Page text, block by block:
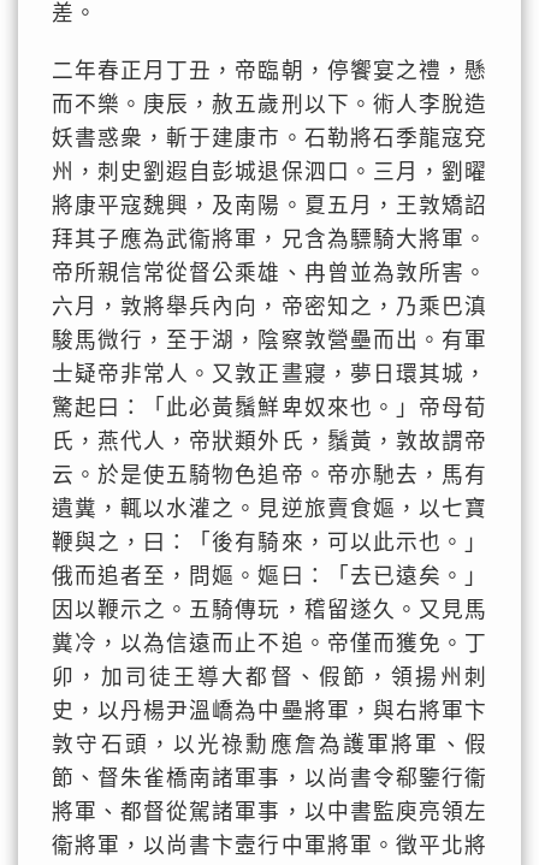
差。
二年春正月丁丑，帝臨朝，停饗宴之禮，懸
而不樂。庚辰，赦五歲刑以下。術人李脫造
妖書惑衆，斬于建康市。石勒將石季龍寇兗
州，刺史劉遐自彭城退保泗口。三月，劉曜
將康平寇魏興，及南陽。夏五月，王敦矯詔
拜其子應為武衞將軍，兄含為驃騎大將軍。
帝所親信常從督公乘雄、冉曾並為敦所害。
六月，敦將舉兵內向，帝密知之，乃乘巴滇
駿馬微行，至于湖，陰察敦營壘而出。有軍
士疑帝非常人。又敦正晝寢，夢日環其城，
驚起曰：「此必黃鬚鮮卑奴來也。」帝母荀
氏，燕代人，帝狀類外氏，鬚黃，敦故謂帝
云。於是使五騎物色追帝。帝亦馳去，馬有
遺糞，輒以水灌之。見逆旅賣食嫗，以七寶
鞭與之，曰：「後有騎來，可以此示也。」
俄而追者至，問嫗。嫗曰：「去已遠矣。」
因以鞭示之。五騎傳玩，稽留遂久。又見馬
糞冷，以為信遠而止不追。帝僅而獲免。丁
卯，加司徒王導大都督、假節，領揚州刺
史，以丹楊尹溫嶠為中壘將軍，與右將軍卞
敦守石頭，以光祿勳應詹為護軍將軍、假
節、督朱雀橋南諸軍事，以尚書令郗鑒行衞
將軍、都督從駕諸軍事，以中書監庾亮領左
衞將軍，以尚書卞壼行中軍將軍。徵平北將